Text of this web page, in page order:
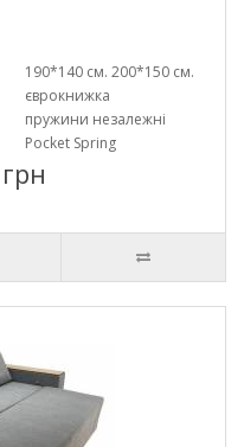
190*140 см. 200*150 см.
єврокнижка
пружини незалежні
Pocket Spring